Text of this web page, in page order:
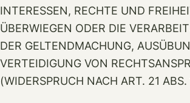
INTERESSEN, RECHTE UND
ÜBERWIEGEN ODER DIE
DER GELTENDMACHUNG,
VERTEIDIGUNG VON
(WIDERSPRUCH NACH ART. 21 ABS.